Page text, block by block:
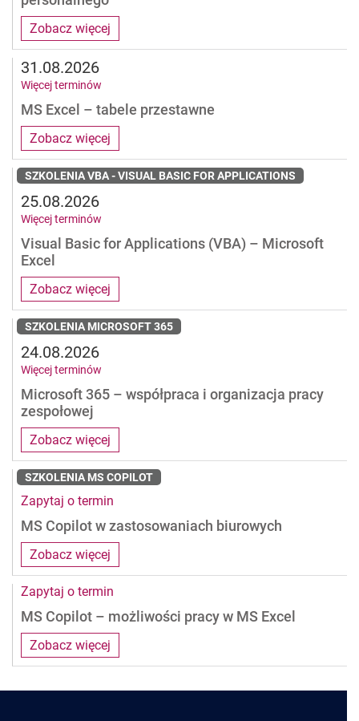
Zobacz więcej
Zobacz więcej
MS Excel – tabele przestawne
31.08.2026
Więcej terminów
SZKOLENIA VBA - VISUAL BASIC FOR APPLICATIONS
Zobacz więcej
Visual Basic for Applications (VBA) – Microsoft
Excel
25.08.2026
Więcej terminów
SZKOLENIA MICROSOFT 365
Zobacz więcej
Microsoft 365 – współpraca i organizacja pracy
zespołowej
24.08.2026
Więcej terminów
SZKOLENIA MS COPILOT
Zobacz więcej
MS Copilot w zastosowaniach biurowych
Zapytaj o termin
Zobacz więcej
MS Copilot – możliwości pracy w MS Excel
Zapytaj o termin